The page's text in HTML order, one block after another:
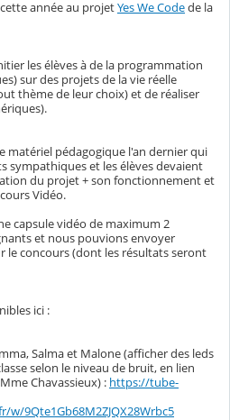
année au projetYes We Codede la
les élèves à de la programmation
sur des projets de la vie réelle
thème de leur choix) et de réaliser
matériel pédagogique l'an dernier qui
sympathiques et les élèves devaient
du projet + son fonctionnement et
Vidéo.
capsule vidéo de maximum 2
et nous pouvions envoyer
le concours (dont les résultats seront
ici :
Salma et Malone (afficher des leds
selon le niveau de bruit, en lien
Chavassieux) : https://tube-
9Qte1Gb68M2ZJQX28Wrbc5